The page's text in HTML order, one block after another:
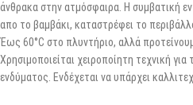
άνθρακα στην ατμόσφαιρα. Η συμβατική
απο το βαμβάκι, καταστρέφει το
Έως 60°C στο πλυντήριο, αλλά
Χρησιμοποιείται χειροποίητη τεχνική
ενδύματος. Ενδέχεται να υπάρχει